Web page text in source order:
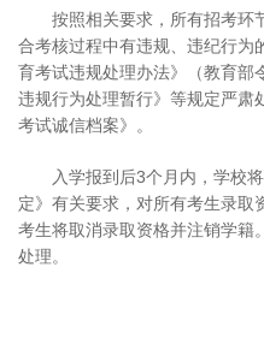
按照相关要求，所有招考环
合考核过程中有违规、违纪行为
育考试违规处理办法》（教育部
违规行为处理暂行》等规定严肃
考试诚信档案》。
入学报到后3个月内，学校
定》有关要求，对所有考生录取
考生将取消录取资格并注销学籍
处理。